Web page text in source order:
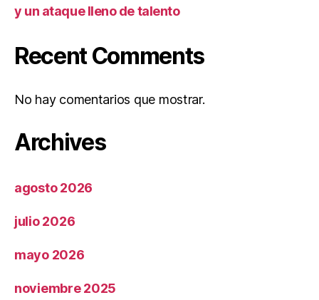
y un ataque lleno de talento
Recent Comments
No hay comentarios que mostrar.
Archives
agosto 2026
julio 2026
mayo 2026
noviembre 2025